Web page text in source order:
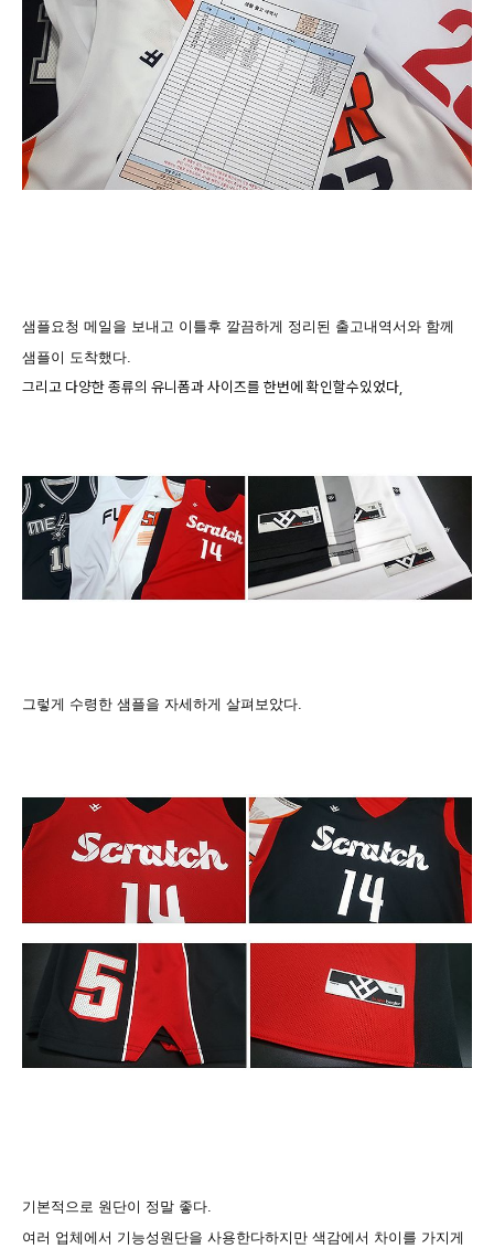
샘플요청 메일을 보내고 이틀후 깔끔하게 정리된 출고내역서와 함께
샘플이 도착했다.
그리고 다양한 종류의 유니폼과 사이즈를 한번에 확인할수있었다,
그렇게 수령한 샘 플을 자세하게 살펴보았다.
기본적으로 원단이 정말 좋다.
여러 업체에서 기능성원단을 사용한다하지만 색감에서 차이를 가지게